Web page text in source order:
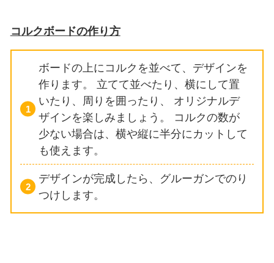
コルクボードの作り方
ボードの上にコルクを並べて、デザインを
作ります。
立てて並べたり、横にして置
いたり、周りを囲ったり、
オリジナルデ
ザインを楽しみましょう。
コルクの数が
少ない場合は、横や縦に半分にカットして
も使えます。
デザインが完成したら、グルーガンでのり
つけします。